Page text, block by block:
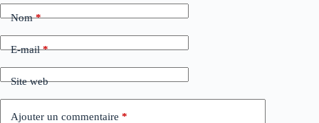
Nom*
E-mail*
Site web
Ajouter un commentaire *
r
n
v
e